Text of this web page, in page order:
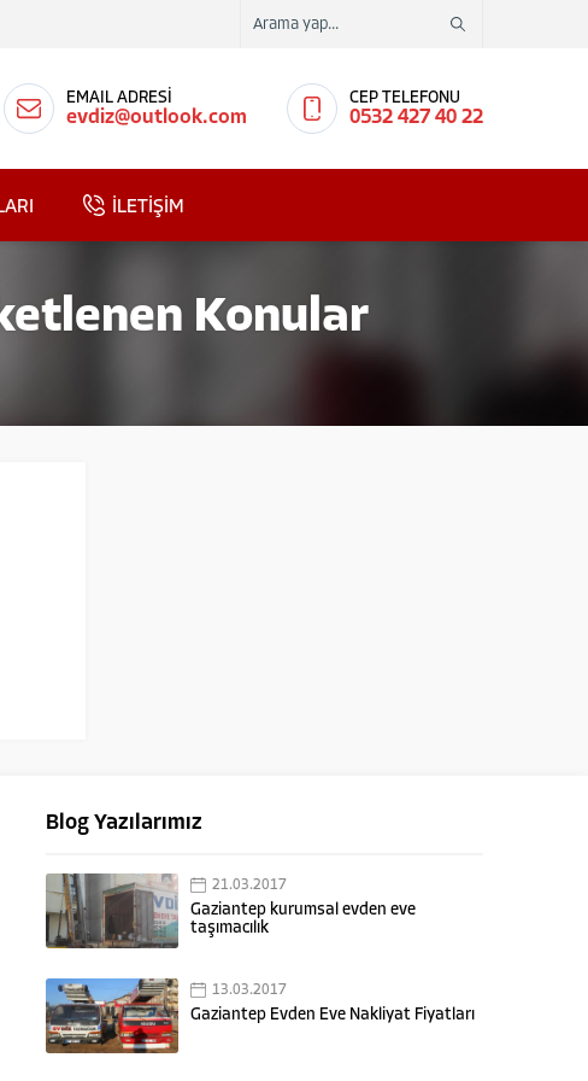
EMAIL ADRESİ
evdiz@outlook.com
CEP TELEFONU
0532 427 40 22
İLETİŞİM
Konular
Blog Yazılarımız
21.03.2017
Gaziantep kurumsal evden eve
taşımacılık
13.03.2017
Gaziantep Evden Eve Nakliyat Fiyatları